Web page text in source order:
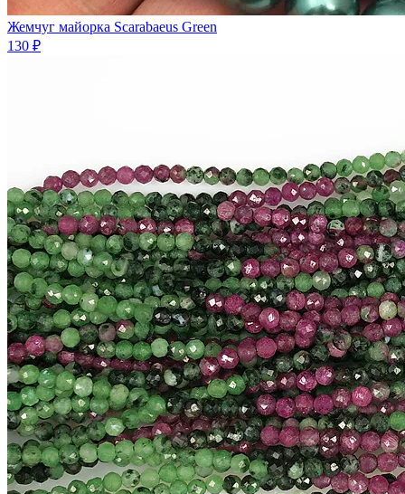
Жемчуг майорка Scarabaeus Green
130 ₽